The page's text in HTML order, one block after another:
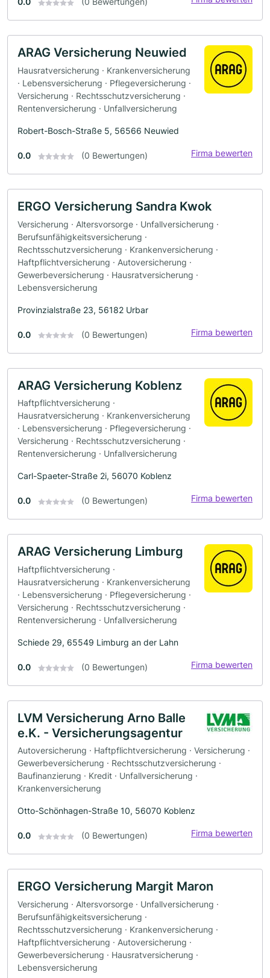
ARAG Versicherung Neuwied
Hausratversicherung · Krankenversicherung
· Lebensversicherung · Pflegeversicherung ·
Versicherung · Rechtsschutzversicherung ·
Rentenversicherung · Unfallversicherung
Robert-Bosch-Straße 5, 56566 Neuwied
0.0 (0 Bewertungen) Firma bewerten
ERGO Versicherung Sandra Kwok
Versicherung · Altersvorsorge · Unfallversicherung ·
Berufsunfähigkeitsversicherung ·
Rechtsschutzversicherung · Krankenversicherung ·
Haftpflichtversicherung · Autoversicherung ·
Gewerbeversicherung · Hausratversicherung ·
Lebensversicherung
Provinzialstraße 23, 56182 Urbar
0.0 (0 Bewertungen) Firma bewerten
ARAG Versicherung Koblenz
Haftpflichtversicherung ·
Hausratversicherung · Krankenversicherung
· Lebensversicherung · Pflegeversicherung ·
Versicherung · Rechtsschutzversicherung ·
Rentenversicherung · Unfallversicherung
Carl-Spaeter-Straße 2i, 56070 Koblenz
0.0 (0 Bewertungen) Firma bewerten
ARAG Versicherung Limburg
Haftpflichtversicherung ·
Hausratversicherung · Krankenversicherung
· Lebensversicherung · Pflegeversicherung ·
Versicherung · Rechtsschutzversicherung ·
Rentenversicherung · Unfallversicherung
Schiede 29, 65549 Limburg an der Lahn
0.0 (0 Bewertungen) Firma bewerten
LVM Versicherung Arno Balle
e.K. - Versicherungsagentur
Autoversicherung · Haftpflichtversicherung · Versicherung ·
Gewerbeversicherung · Rechtsschutzversicherung ·
Baufinanzierung · Kredit · Unfallversicherung ·
Krankenversicherung
Otto-Schönhagen-Straße 10, 56070 Koblenz
0.0 (0 Bewertungen) Firma bewerten
ERGO Versicherung Margit Maron
Versicherung · Altersvorsorge · Unfallversicherung ·
Berufsunfähigkeitsversicherung ·
Rechtsschutzversicherung · Krankenversicherung ·
Haftpflichtversicherung · Autoversicherung ·
Gewerbeversicherung · Hausratversicherung ·
Lebensversicherung